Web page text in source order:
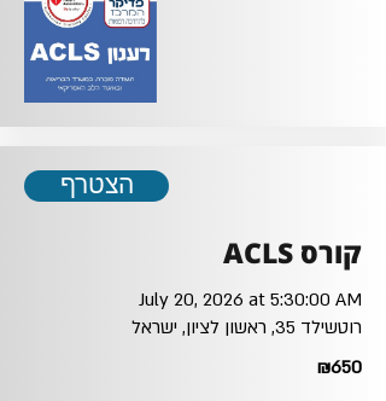
הצטרף
קורס ACLS
July 20, 2026 at 5:30:00 AM
רוטשילד 35, ראשון לציון, ישראל
₪650